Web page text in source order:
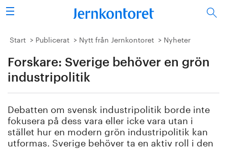
Sök
Stålindustrin
Vision 2050
Energi/miljö
Vi tycker
Start Publicerat Nytt från Jernkontoret Nyheter
Forskare: Sverige behöver en grön
industripolitik
Debatten om svensk industripolitik borde inte
fokusera på dess vara eller icke vara utan i
stället hur en modern grön industripolitik kan
utformas. Sverige behöver ta en aktiv roll i den